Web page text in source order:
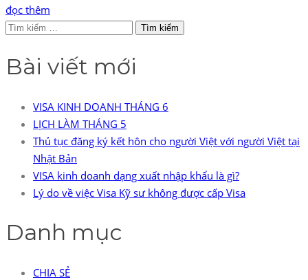
đọc thêm
Tìm
cho:
Bài viết mới
VISA KINH DOANH THÁNG 6
LỊCH LÀM THÁNG 5
Thủ tục đăng ký kết hôn cho người Việt với người Việt tại
Nhật Bản
VISA kinh doanh dạng xuất nhập khẩu là gì?
Lý do về việc Visa Kỹ sư không được cấp Visa
Danh mục
CHIA SẺ